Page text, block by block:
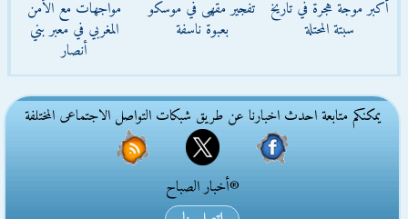
أكبر موجة هجرة في تاريخ
سبتة المحتلة
تفجير مقهى في موسكو
بعبوة ناسفة
مواجهات مع الأمن
المغربي في معبر بني
أنصار
يمكنكم متابعة احدث اخبارنا عن طريق شبكات التواصل الاجتماعى المختلفة
®أخبار الصباح